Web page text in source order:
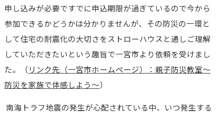
申し込みが必要ですでに申込期限が過ぎているので今から
参加できるかどうかは分かりませんが、その防災の一環と
して住宅の耐震化の大切さをストローハウスと通しご理解
していただきたいという趣旨で一宮市より依頼を受けまし
た。（リンク先（一宮市ホームページ）：親子防災教室～
防災を家族で体感しよう～）
南海トラフ地震の発生が心配されている中、いつ発生する